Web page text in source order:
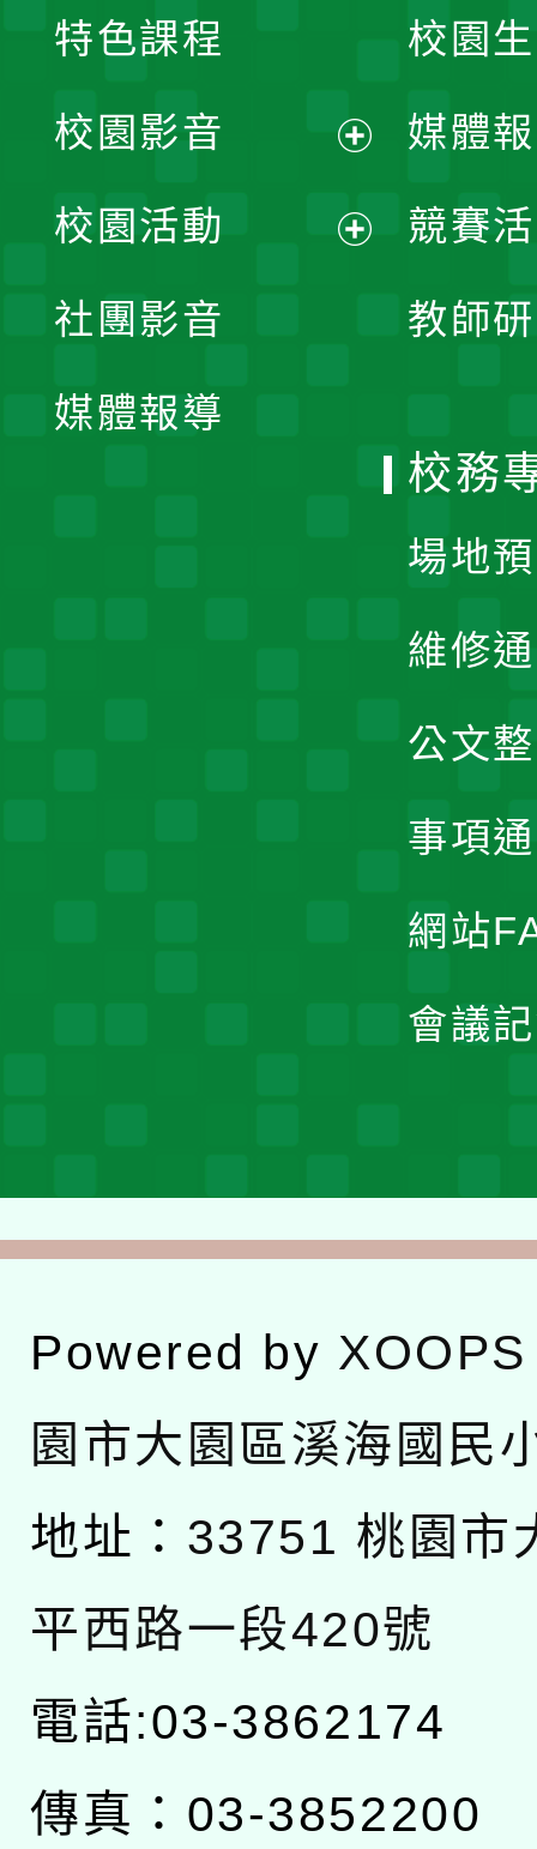
校園
媒體
競賽
教師
特色課程
校園影音
開
校園活動
社團影音
媒體報導
校務
場地
維修
公文
事項
網站
會議
Powered by XOOPS
園市大園區溪海國民
地址： 33751 桃園市
平西路一段420號
電話:03-3862174
傳真：03-3852200